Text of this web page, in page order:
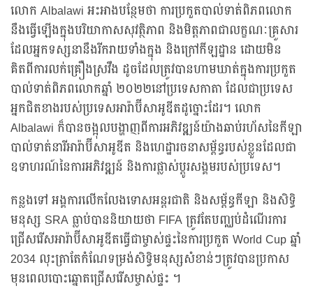
លោក Albalawi អះអាងបន្ថែមថា ការប្រកួតបាល់ទាត់ពិភពលោក
នឹងធ្វើឡើងក្នុងបរិយាកាសសុវត្ថិភាព និងមិត្តភាពជាលក្ខណៈគ្រួសារ
ដែលអ្នកទស្សនានឹងរីករាយទាំងក្នុង និងក្រៅកីឡដ្ឋាន ដោយមិន
គិតពីការលក់គ្រឿងស្រវឹង ដូចដែលត្រូវបានហាមឃាត់ក្នុងការប្រកួត
បាល់ទាត់ពិភពលោកឆ្នាំ ២០២២នៅប្រទេសកាតា ដែលជាប្រទេស
អ្នកជិតខាងរបស់ប្រទេសអារ៉ាប៊ីសាអូឌីតដូច្នោះដែរ។ លោក
Albalawi ក៏បានចង្អុលបង្ហាញពីការអភិវឌ្ឍន៍យ៉ាងឆាប់រហ័សនៃកីឡា
បាល់ទាត់នារីអារ៉ាប៊ីសាអូឌីត និងហេដ្ឋារចនាសម្ព័ន្ធរបស់ខ្លួនដែលជា
ឧទាហរណ៍នៃការអភិវឌ្ឍន៍ និងការផ្លាស់ប្តូរសង្គមរបស់ប្រទេស។
កន្លងទៅ អង្គការលើកលែងទោសអន្តរជាតិ និងសម្ព័ន្ធកីឡា និងសិទ្ធិ
មនុស្ស SRA ធ្លាប់បាននិយាយថា FIFA ត្រូវតែបញ្ឈប់ដំណើរការ
ជ្រើសរើសអារ៉ាប៊ីសាអូឌីតធ្វើជាម្ចាស់ផ្ទះនៃការប្រកួត World Cup ឆ្នាំ
2034 លុះត្រាតែកំណែទម្រង់សិទ្ធិមនុស្សសំខាន់ៗត្រូវបានប្រកាស
មុនពេលបោះឆ្នោតជ្រើសរើសម្ចាស់ផ្ទះ ។